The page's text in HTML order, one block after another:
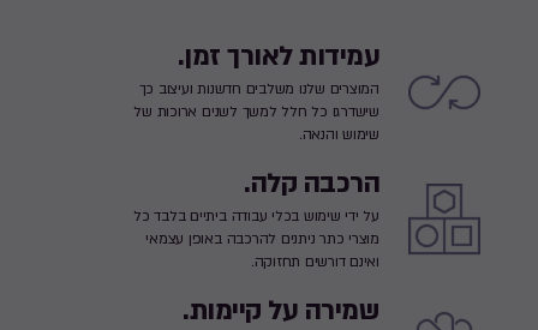
עמידות לאורך זמן.
המוצרים שלנו משלבים חדשנות ועיצוב כך
שישדרגו כל חלל למשך לשנים ארוכות של
שימוש והנאה.
הרכבה קלה.
על ידי שימוש בכלי עבודה ביתיים בלבד כל
מוצרי כתר ניתנים להרכבה באופן עצמאי
ואינם דורשים תחזוקה.
שמירה על קיימות.